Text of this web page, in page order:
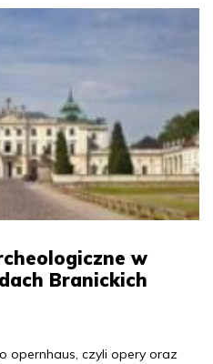
w
Branickich
opernhaus, czyli opery oraz